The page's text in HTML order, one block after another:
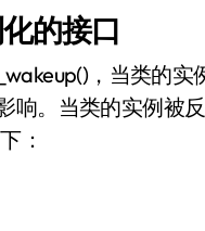
的接口
，当类的
响。当类的实例被
：